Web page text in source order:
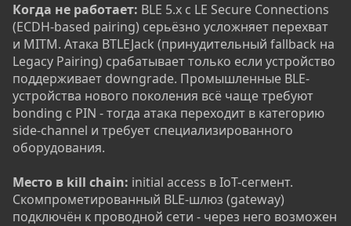
Когда не работает: BLE 5.x с LE Secure Connections
(ECDH-based pairing) серьёзно усложняет перехват
и MITM. Атака BTLEJack (принудительный fallback на
Legacy Pairing) срабатывает только если устройство
поддерживает downgrade. Промышленные BLE-
устройства нового поколения всё чаще требуют
bonding с PIN - тогда атака переходит в категорию
side-channel и требует специализированного
оборудования.
Место в kill chain: initial access в IoT-сегмент.
Скомпрометированный BLE-шлюз (gateway)
подключён к проводной сети - через него возможен